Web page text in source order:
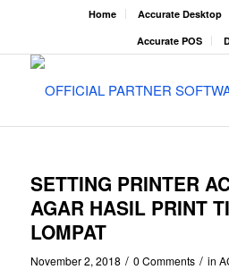
Home Accurate Desktop
Accurate POS
SETTING PRINTER
AGAR HASIL PRINT
LOMPAT
November 2, 2018 / 0 Comments / in